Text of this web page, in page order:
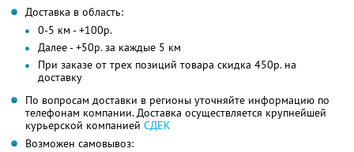
Доставка в область:
0-5 км - +100р.
Далее - +50р. за каждые 5 км
При заказе от трех позиций товара скидка 450р. на
доставку
По вопросам доставки в регионы уточняйте информацию по
телефонам компании. Доставка осуществляется крупнейшей
курьерской компанией СДЕК
Возможен самовывоз: